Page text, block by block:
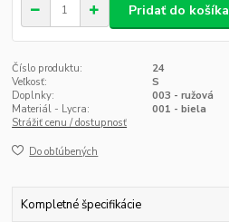
Pridať do košíka
Číslo produktu:
24
Veľkosť:
S
Doplnky:
003 - ružová
Materiál - Lycra:
001 - biela
Strážiť cenu / dostupnosť
Do obľúbených
Kompletné špecifikácie